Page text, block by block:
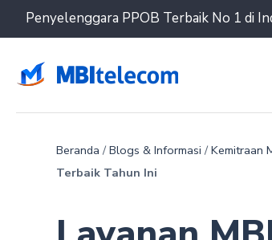
Penyelenggara PPOB Terbaik No 1 di
Beranda / Blogs & Informasi / Kemitraan
Terbaik Tahun Ini